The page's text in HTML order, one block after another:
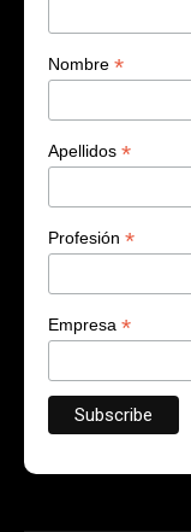
Nombre *
Apellidos *
Profesión *
Empresa *